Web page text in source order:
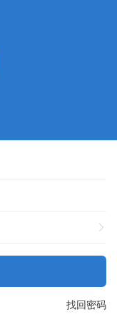
找回密码